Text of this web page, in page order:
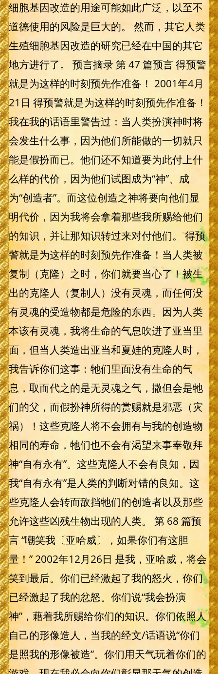
细胞基因改造的用途可能如此广泛，以至不
道德使用的风险是巨大的。 然而，其它人类
生殖细胞基因改造的研究已经在中国的其它
地方进行了。 预言摘录 第 47 篇预言 得预警
就是为这样的时刻预先作准备！ 2001年4月
21日 得预警就是为这样的时刻预先作准备！
我在我的话语里警告过：当人类扮演神时将
会发生什么事，因为他们所能做的一切就只
能是假扮而已。他们还不知道要为此付上什
么样的代价，因为他们试图成为“神”、成
为“创造者”。而这位创造之神将要向他们显
明代价，因为我将会拿着那些我所赐给他们
的知识，并让那知识转过来对付他们。 得预
警就是为这样的时刻预先作准备！当人类被
复制（克隆）之时，你们就要当心了！被生
出的克隆人（复制人）没有灵魂，而任何没
有灵魂的受造物都是危险的东西。因为人类
本该有灵魂，我将生命的气息吹进了亚当里
面，但当人类造出亚当和夏娃的克隆人时，
我告诉你们这事：牠们里面没有生命的气
息，取而代之的是无灵魂之气，撒但会是牠
们的父，而假扮神所得的赏赐就是邪恶（灾
祸）！这些克隆人将不会拥有与我的创造物
相同的寿命，牠们也不会有渴望来事奉敬拜
神“自有永有”。这些克隆人不会有良知，因
我“自有永有”是人类的判断对错的良知。这
些克隆人会转而敌挡牠们的创造者以及那些
允许这些凶残生物出现的人类。 第 68 篇预
言 “嘲笑我〔亚哈威〕，如果你们有这胆
量！” 2002年12月26日 是我，亚哈威，将会
笑到最后。你们已经激起了我的怒火，你们
已经激起了我的忿怒。你们说“我会扮演
神”，藉着我所赐给你们的知识。你们依照人
自己的形像造人，当我的经文/话语说“你们
是照我的形像被造”。你们用天气玩着你们的